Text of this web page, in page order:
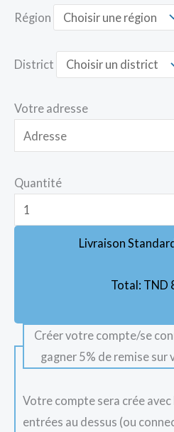
Région
District
Votre adresse
Quantité
Livraison
Total: TND
Créer votre compte/se
gagner 5% de remise
Votre compte sera crée
entrées au dessus (ou